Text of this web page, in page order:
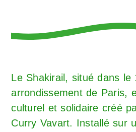
Le Shakirail, situé dans le
arrondissement de Paris,
culturel et solidaire créé
Curry Vavart. Installé sur